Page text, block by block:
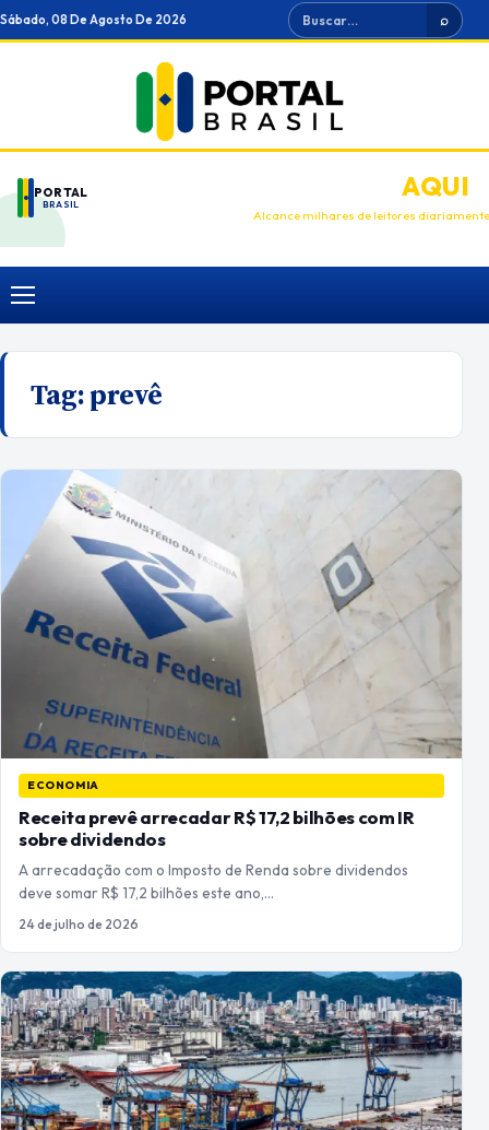
Ir
para
Sábado, 08 De Agosto De 2026 Buscar ⌕
PORTAL
BRASIL
ANUNCIEAQUI
Alcance milhares de leitores diariamente
Menu
Tag:prevê
ECONOMIA
Receita prevê arrecadar R$ 17,2 bilhões com IR
sobre dividendos
A arrecadação com o Imposto de Renda sobre dividendos
deve somar R$ 17,2 bilhões este ano,…
24 de julho de 2026